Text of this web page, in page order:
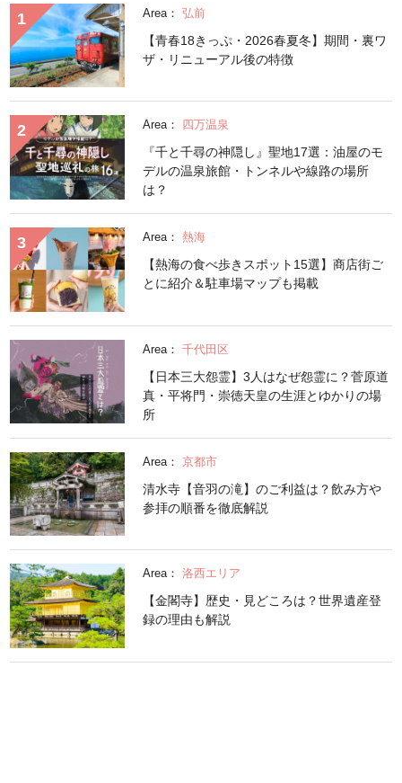
Area： 弘前
【青春18きっぷ・2026春夏冬】期間・裏ワ
ザ・リニューアル後の特徴
Area： 四万温泉
『千と千尋の神隠し』聖地17選：油屋のモ
デルの温泉旅館・トンネルや線路の場所
は？
Area： 熱海
【熱海の食べ歩きスポット15選】商店街ご
とに紹介＆駐車場マップも掲載
Area： 千代田区
【日本三大怨霊】3人はなぜ怨霊に？菅原道
真・平将門・崇徳天皇の生涯とゆかりの場
所
Area： 京都市
清水寺【音羽の滝】のご利益は？飲み方や
参拝の順番を徹底解説
Area： 洛西エリア
【金閣寺】歴史・見どころは？世界遺産登
録の理由も解説